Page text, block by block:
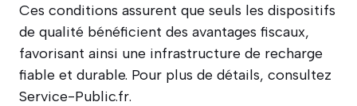
Ces conditions assurent que seuls les dispositifs
de qualité bénéficient des avantages fiscaux,
favorisant ainsi une infrastructure de recharge
fiable et durable. Pour plus de détails, consultez
Service-Public.fr.